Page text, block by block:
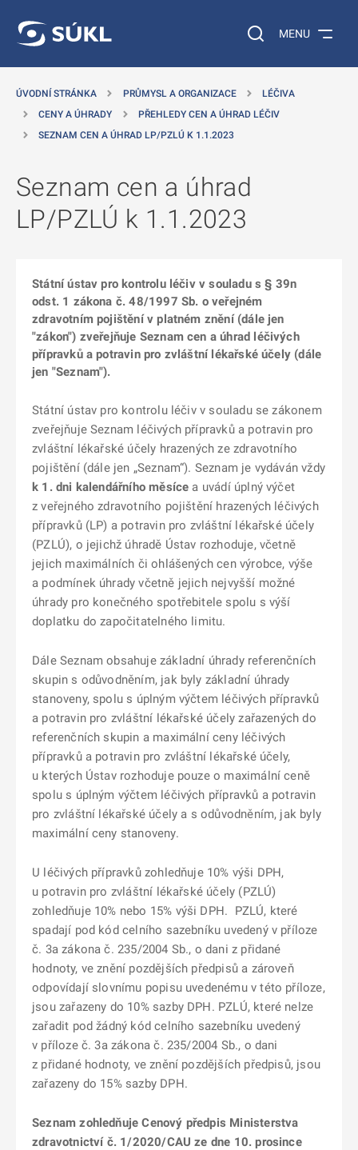
Vyhledávání na
MENU
ÚVODNÍ STRÁNKA PRŮMYSL A ORGANIZACE
LÉČIVA
CENY A ÚHRADY
PŘEHLEDY CEN A ÚHRAD LÉČIV
SEZNAM CEN A ÚHRAD LP/PZLÚ K 1.1.2023
Seznam cen a úhrad
LP/PZLÚ k 1.1.2023
Státní ústav pro kontrolu léčiv v souladu s § 39n
odst. 1 zákona č. 48/1997 Sb. o veřejném
zdravotním pojištění v platném znění (dále jen
"zákon") zveřejňuje Seznam cen a úhrad léčivých
přípravků a potravin pro zvláštní lékařské účely (dále
jen "Seznam").
Státní ústav pro kontrolu léčiv v souladu se zákonem
zveřejňuje Seznam léčivých přípravků a potravin pro
zvláštní lékařské účely hrazených ze zdravotního
pojištění (dále jen „Seznam“). Seznam je vydáván vždy
k 1. dni kalendářního měsíce a uvádí úplný výčet
z veřejného zdravotního pojištění hrazených léčivých
přípravků (LP) a potravin pro zvláštní lékařské účely
(PZLÚ), o jejichž úhradě Ústav rozhoduje, včetně
jejich maximálních či ohlášených cen výrobce, výše
a podmínek úhrady včetně jejich nejvyšší možné
úhrady pro konečného spotřebitele spolu s výší
doplatku do započitatelného limitu.
Dále Seznam obsahuje základní úhrady referenčních
skupin s odůvodněním, jak byly základní úhrady
stanoveny, spolu s úplným výčtem léčivých přípravků
a potravin pro zvláštní lékařské účely zařazených do
referenčních skupin a maximální ceny léčivých
přípravků a potravin pro zvláštní lékařské účely,
u kterých Ústav rozhoduje pouze o maximální ceně
spolu s úplným výčtem léčivých přípravků a potravin
pro zvláštní lékařské účely a s odůvodněním, jak byly
maximální ceny stanoveny.
U léčivých přípravků zohledňuje 10% výši DPH,
u potravin pro zvláštní lékařské účely (PZLÚ)
zohledňuje 10% nebo 15% výši DPH. PZLÚ, které
spadají pod kód celního sazebníku uvedený v příloze
č. 3a zákona č. 235/2004 Sb., o dani z přidané
hodnoty, ve znění pozdějších předpisů a zároveň
odpovídají slovnímu popisu uvedenému v této příloze,
jsou zařazeny do 10% sazby DPH. PZLÚ, které nelze
zařadit pod žádný kód celního sazebníku uvedený
v příloze č. 3a zákona č. 235/2004 Sb., o dani
z přidané hodnoty, ve znění pozdějších předpisů, jsou
zařazeny do 15% sazby DPH.
Seznam zohledňuje Cenový předpis Ministerstva
zdravotnictví č. 1/2020/CAU ze dne 10. prosince